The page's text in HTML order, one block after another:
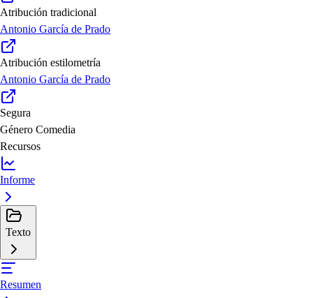
Atribución tradicional
Antonio García de Prado
Atribución estilometría
Antonio García de Prado
Segura
Género Comedia
Recursos
Informe
Texto
Resumen